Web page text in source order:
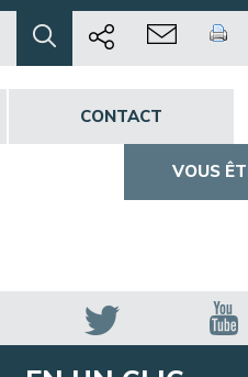
CONTACT
VOUS